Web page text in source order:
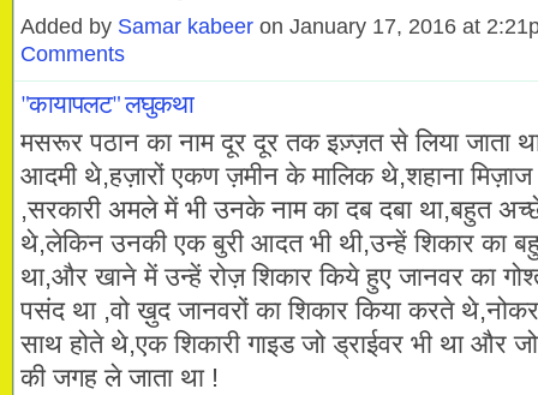
Added by Samar kabeer on January 17, 2016 at
Comments
"कायापलट" लघुकथा
मसरूर पठान का नाम दूर दूर तक इज़्ज़त से लिया जाता
आदमी थे,हज़ारों एकण ज़मीन के मालिक थे,शहाना
,सरकारी अमले में भी उनके नाम का दब दबा था,बहुत
थे,लेकिन उनकी एक बुरी आदत भी थी,उन्हें शिकार का
था,और खाने में उन्हें रोज़ शिकार किये हुए जानवर का
पसंद था ,वो ख़ुद जानवरों का शिकार किया करते
साथ होते थे,एक शिकारी गाइड जो ड्राईवर भी था और
की जगह ले जाता था !